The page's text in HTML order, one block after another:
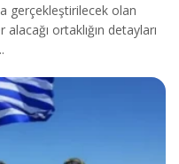
gerçekleştirilecek olan
ortaklığın detayları